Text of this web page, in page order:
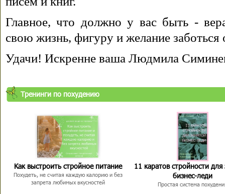
Главное, что должно у вас быть -
свою жизнь, фигуру и желание заботься
Удачи! Искренне ваша Людмила
Тренинги по похудению
Как выстроить стройное питание
Похудеть, не считая каждую калорию и без
запрета любимых вкусностей
11 каратов стройности для
бизнес-леди
Простая система